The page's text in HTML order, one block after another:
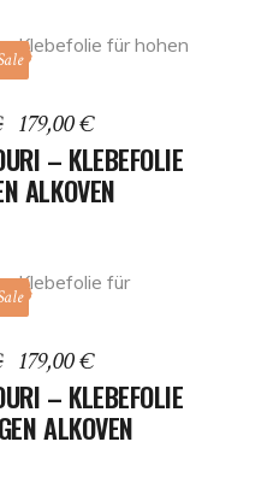
Ursprünglicher
Preis
war:
199,00 €
179,00€Aktueller
Preis
ist:
179,00 €.
– KLEBEFOLIE
ALKOVEN
Ursprünglicher
Preis
war:
199,00 €
179,00€Aktueller
Preis
ist:
179,00 €.
– KLEBEFOLIE
ALKOVEN